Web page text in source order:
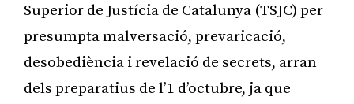
Superior de Justícia de Catalunya (TSJC) per
presumpta malversació, prevaricació,
desobediència i revelació de secrets, arran
dels preparatius de l’1 d’octubre, ja que